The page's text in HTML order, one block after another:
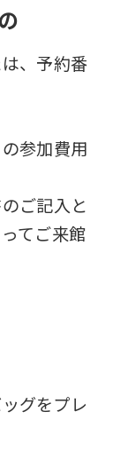
、予約番
参加費用
ご記入と
てご来館
グをプレ